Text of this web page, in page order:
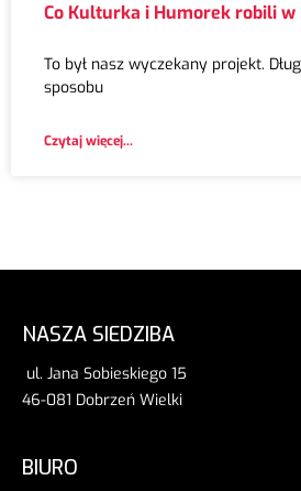
Co Kulturka i Humorek robili w
To był nasz wyczekany projekt.
sposobu
Czytaj więcej...
NASZA SIEDZIBA
ul. Jana Sobieskiego 15
46-081 Dobrzeń Wielki
BIURO